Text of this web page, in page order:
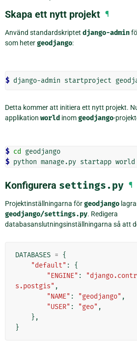
Skapa ett nytt projekt ¶
Använd standardskriptet django-admin
som hetergeodjango:
$ django-admin startproject
Detta kommer att initiera ett nytt projekt.
applikation world inomgeodjango-
$ cd
$ python manage.py startapp
Konfigurera settings.py ¶
Projektinställningarna förgeodjango
geodjango/settings.py. Redigera
databasanslutningsinställningarna så att
DATABASES = {
"default" :
{
"ENGINE" :
s.postgis" ,
"NAME" : "geodjango" ,
"USER" : "geo" ,
},
}